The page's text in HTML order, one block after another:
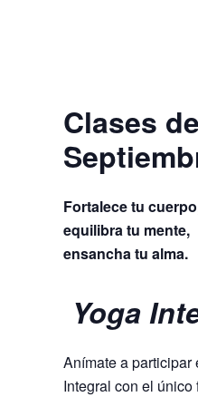
Clases
Fortalece tu
equilibra tu mente,
ensancha tu alma.
Yoga
Anímate a
Integral con el